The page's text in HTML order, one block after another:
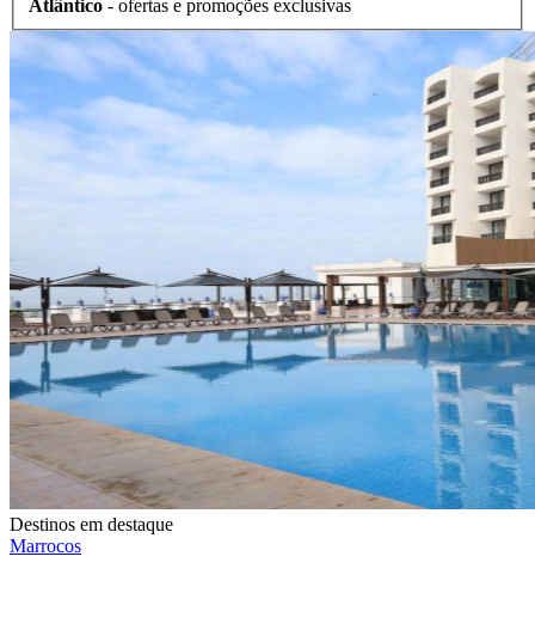
Atlântico - ofertas e promoções exclusivas
Destinos em destaque
Marrocos